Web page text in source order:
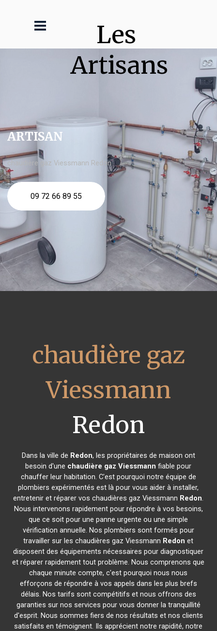
Les
Artisans
ARTISAN
chaudière gaz Viessmann Redon
09 72 66 89 55
chaudière gaz
Viessmann
Redon
Dans la ville de Redon, les propriétaires de maison ont
besoin d'une chaudière gaz Viessmann fiable pour
chauffer leur habitation. C'est pourquoi notre équipe de
plombiers expérimentés est là pour vous aider à installer,
entretenir et réparer vos chaudières gaz Viessmann Redon.
Nous intervenons rapidement pour répondre à vos besoins,
que ce soit pour une panne urgente ou une simple
vérification annuelle. Nos plombiers sont formés pour
travailler sur les chaudières gaz Viessmann Redon et
disposent des équipements nécessaires pour diagnostiquer
et réparer rapidement tout problème. Nous comprenons que
chaque minute compte, c'est pourquoi nous nous
efforçons de répondre à vos appels dans les plus brefs
délais. Nos tarifs sont compétitifs et nous offrons des
garanties sur nos services pour vous donner la tranquillité
d'esprit. Nous sommes fiers de nos résultats et nos clients
satisfaits en témoignent. Ils apprécient notre rapidité, notre